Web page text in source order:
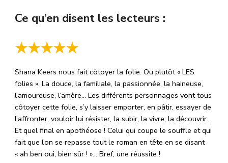
Ce qu’en disent les lecteurs :
★★★★★
Shana Keers nous fait côtoyer la folie. Ou plutôt « LES
folies ». La douce, la familiale, la passionnée, la haineuse,
l’amoureuse, l’amère… Les différents personnages vont tous
côtoyer cette folie, s’y laisser emporter, en pâtir, essayer de
l’affronter, vouloir lui résister, la subir, la vivre, la découvrir…
Et quel final en apothéose ! Celui qui coupe le souffle et qui
fait que l’on se repasse tout le roman en tête en se disant
« ah ben oui, bien sûr ! »… Bref, une réussite !